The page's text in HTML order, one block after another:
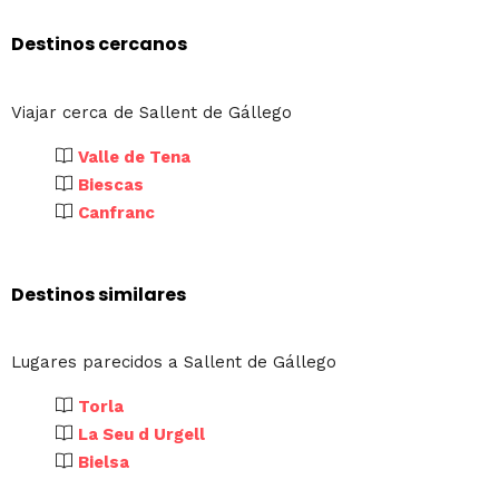
Destinos cercanos
Viajar cerca de Sallent de Gállego
Valle de Tena
Biescas
Canfranc
Destinos similares
Lugares parecidos a Sallent de Gállego
Torla
La Seu d Urgell
Bielsa